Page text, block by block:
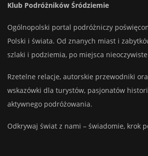
Klub Podróżników Śródziemie
Ogólnopolski portal podróżniczy
Polski i świata. Od znanych miast i
szlaki i podziemia, po miejsca
Rzetelne relacje, autorskie przewodniki
wskazówki dla turystów, pasjonatów
aktywnego podróżowania.
Odkrywaj świat z nami – świadomie, krok